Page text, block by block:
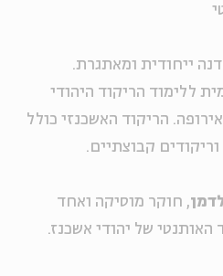
ייחודית ומאתגרת.
ללימוד הריקוד היהודי
הריקוד האשכנזי כולל
וריקודים קבוצתיים.
, חוקר מוסיקה ואחד
של יהודי אשכנז.